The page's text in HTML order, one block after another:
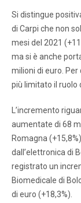
Si distingue
di Carpi che non
mesi del 2021
ma si è anche
milioni di euro.
più limitato il ruolo
L’incremento
aumentate di 68
Romagna
dall’elettronica di
registrato un
Biomedicale di
di euro (+18,3%).